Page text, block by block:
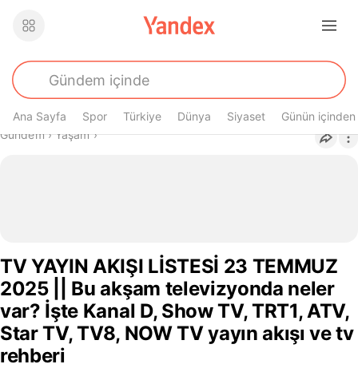
Ana Sayfa Spor Türkiye Dünya Siyaset Günün içinden
Buradasın
Gündem› Yaşam›
TV YAYIN AKIŞI LİSTESİ 23 TEMMUZ
2025 || Bu akşam televizyonda neler
var? İşte Kanal D, Show TV, TRT1, ATV,
Star TV, TV8, NOW TV yayın akışı ve tv
rehberi